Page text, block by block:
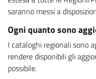
saranno messi a
Ogni quanto sono
I cataloghi regionali sono
rendere disponibili gli
possibile.